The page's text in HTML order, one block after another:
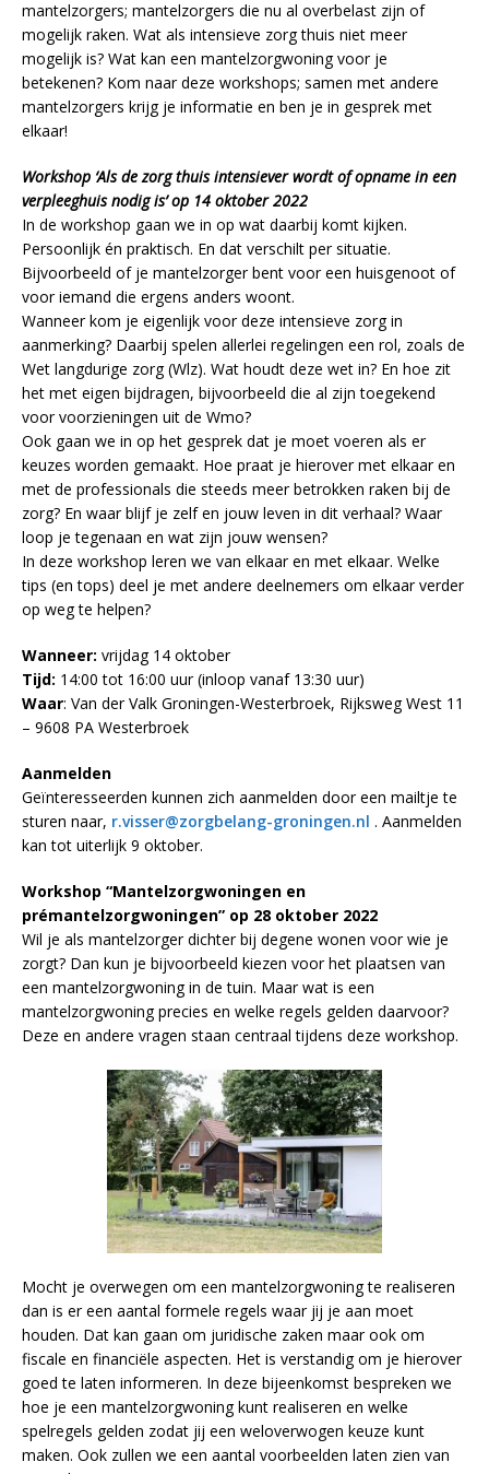
mantelzorgers; mantelzorgers die nu al overbelast zijn of
mogelijk raken. Wat als intensieve zorg thuis niet meer
mogelijk is? Wat kan een mantelzorgwoning voor je
betekenen? Kom naar deze workshops; samen met andere
mantelzorgers krijg je informatie en ben je in gesprek met
elkaar!
Workshop ‘Als de zorg thuis intensiever wordt of opname in een
verpleeghuis nodig is’ op 14 oktober 2022
In de workshop gaan we in op wat daarbij komt kijken.
Persoonlijk én praktisch. En dat verschilt per situatie.
Bijvoorbeeld of je mantelzorger bent voor een huisgenoot of
voor iemand die ergens anders woont.
Wanneer kom je eigenlijk voor deze intensieve zorg in
aanmerking? Daarbij spelen allerlei regelingen een rol, zoals de
Wet langdurige zorg (Wlz). Wat houdt deze wet in? En hoe zit
het met eigen bijdragen, bijvoorbeeld die al zijn toegekend
voor voorzieningen uit de Wmo?
Ook gaan we in op het gesprek dat je moet voeren als er
keuzes worden gemaakt. Hoe praat je hierover met elkaar en
met de professionals die steeds meer betrokken raken bij de
zorg? En waar blijf je zelf en jouw leven in dit verhaal? Waar
loop je tegenaan en wat zijn jouw wensen?
In deze workshop leren we van elkaar en met elkaar. Welke
tips (en tops) deel je met andere deelnemers om elkaar verder
op weg te helpen?
Wanneer: vrijdag 14 oktober
Tijd: 14:00 tot 16:00 uur (inloop vanaf 13:30 uur)
Waar: Van der Valk Groningen-Westerbroek, Rijksweg West 11
– 9608 PA Westerbroek
Aanmelden
Geïnteresseerden kunnen zich aanmelden door een mailtje te
sturen naar, r.visser@zorgbelang-groningen.nl . Aanmelden
kan tot uiterlijk 9 oktober.
Workshop “Mantelzorgwoningen en
prémantelzorgwoningen” op 28 oktober 2022
Wil je als mantelzorger dichter bij degene wonen voor wie je
zorgt? Dan kun je bijvoorbeeld kiezen voor het plaatsen van
een mantelzorgwoning in de tuin. Maar wat is een
mantelzorgwoning precies en welke regels gelden daarvoor?
Deze en andere vragen staan centraal tijdens deze workshop.
Mocht je overwegen om een mantelzorgwoning te realiseren
dan is er een aantal formele regels waar jij je aan moet
houden. Dat kan gaan om juridische zaken maar ook om
fiscale en financiële aspecten. Het is verstandig om je hierover
goed te laten informeren. In deze bijeenkomst bespreken we
hoe je een mantelzorgwoning kunt realiseren en welke
spelregels gelden zodat jij een weloverwogen keuze kunt
maken. Ook zullen we een aantal voorbeelden laten zien van